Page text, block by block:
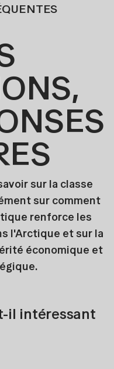
sur la classe
sur comment
renforce les
l'Arctique et sur la
économique et
il intéressant